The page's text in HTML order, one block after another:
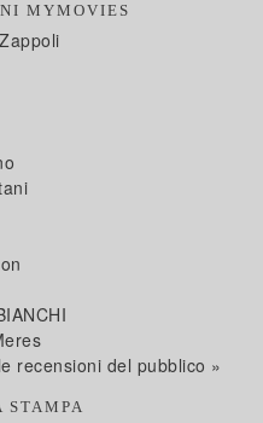
MYMOVIES
recensioni del pubblico »
STAMPA